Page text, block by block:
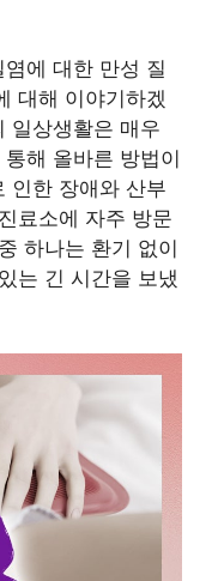
에 대한 만성 질
대해 이야기하겠
일상생활은 매우
해 올바른 방법이
인한 장애와 산부
료소에 자주 방문
하나는 환기 없이
는 긴 시간을 보냈